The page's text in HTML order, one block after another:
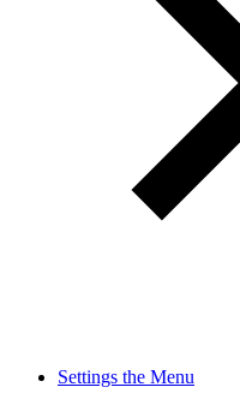
Settings the Menu